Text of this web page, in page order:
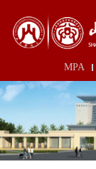
MPA